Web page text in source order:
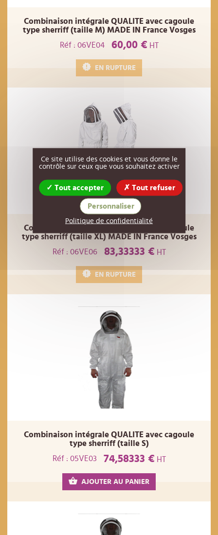
Combinaison intégrale QUALITE avec cagoule
type sherriff (taille M) MADE IN France Vosges
Réf : 06VE04
60,00 € HT
EN RUPTURE
Combinaison intégrale QUALITE avec cagoule
type sherriff (taille XL) MADE IN France Vosges
Réf : 06VE06
83,33333 € HT
EN RUPTURE
Combinaison intégrale QUALITE avec cagoule
type sherriff (taille S)
Réf : 05VE03
74,58333 € HT
AJOUTER AU PANIER
Ce site utilise des cookies et vous donne le
contrôle sur ceux que vous souhaitez activer
Tout accepter Tout refuser
Personnaliser
Politique de confidentialité